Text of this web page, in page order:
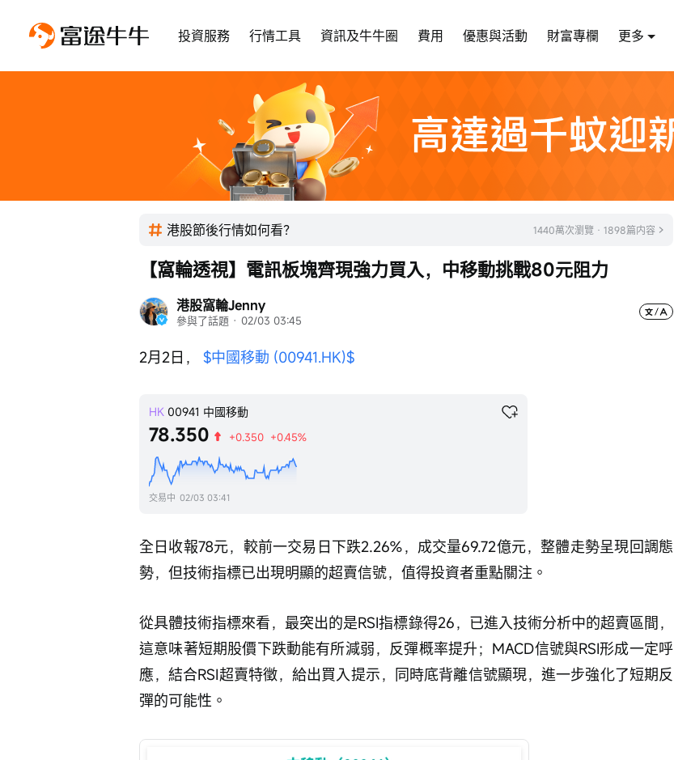
投資服務 行情工具 資訊及牛牛圈 費用 優惠與活動 財富專欄 更多
港股節後行情如何看？ 1440萬次瀏覽 · 1898篇内容
港股窩輪Jenny
參與了話題 · 02/03 03:45
【窩輪透視】電訊板塊齊現強力買入，中移動挑戰80元阻力
2月2日， $中國移動 (00941.HK)$
HK 00941 中國移動
78.350 +0.350 +0.45%
交易中 02/03 03:41
全日收報78元，較前一交易日下跌2.26%，成交量69.72億元，整體走勢呈現回調態
勢，但技術指標已出現明顯的超賣信號，值得投資者重點關注。
從具體技術指標來看，最突出的是RSI指標錄得26，已進入技術分析中的超賣區間，
這意味著短期股價下跌動能有所減弱，反彈概率提升；MACD信號與RSI形成一定呼
應，結合RSI超賣特徵，給出買入提示，同時底背離信號顯現，進一步強化了短期反
彈的可能性。